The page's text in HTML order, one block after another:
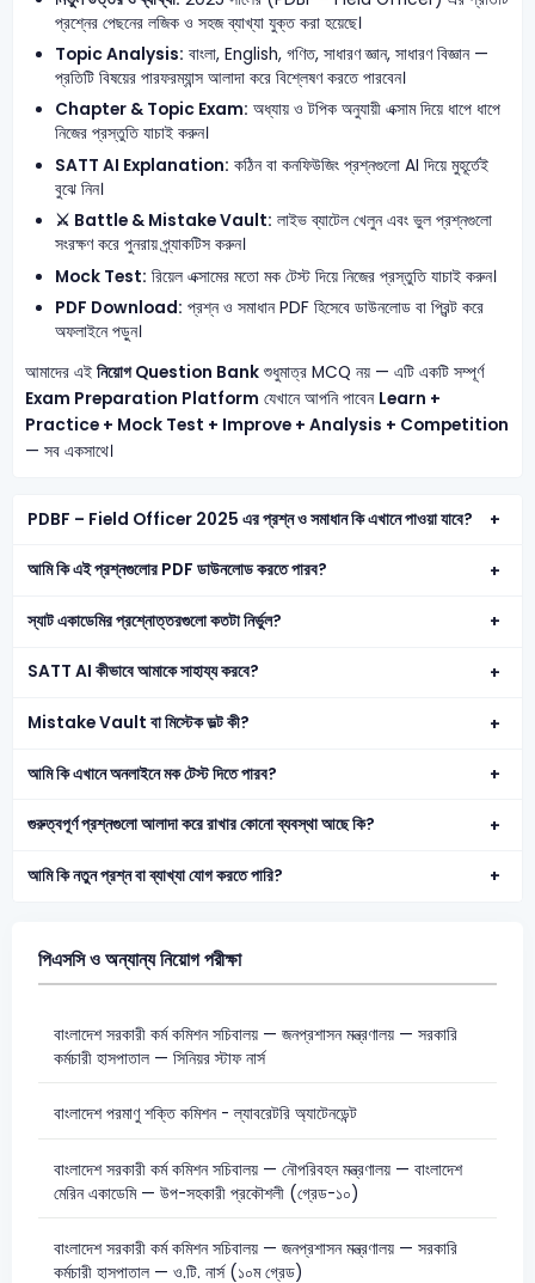
প্রশ্নের পেছনের লজিক ও সহজ ব্যাখ্যা যুক্ত করা হয়েছে।
Topic Analysis: বাংলা, English, গণিত, সাধারণ জ্ঞান, সাধারণ বিজ্ঞান —
প্রতিটি বিষয়ের পারফরম্যান্স আলাদা করে বিশ্লেষণ করতে পারবেন।
Chapter & Topic Exam: অধ্যায় ও টপিক অনুযায়ী এক্সাম দিয়ে ধাপে ধাপে
নিজের প্রস্তুতি যাচাই করুন।
SATT AI Explanation: কঠিন বা কনফিউজিং প্রশ্নগুলো AI দিয়ে মুহূর্তেই
বুঝে নিন।
⚔️ Battle & Mistake Vault: লাইভ ব্যাটেল খেলুন এবং ভুল প্রশ্নগুলো
সংরক্ষণ করে পুনরায় প্র্যাকটিস করুন।
Mock Test: রিয়েল এক্সামের মতো মক টেস্ট দিয়ে নিজের প্রস্তুতি যাচাই করুন।
PDF Download: প্রশ্ন ও সমাধান PDF হিসেবে ডাউনলোড বা প্রিন্ট করে
অফলাইনে পড়ুন।
আমাদের এই নিয়োগ Question Bankশুধুমাত্র MCQ নয় — এটি একটি সম্পূর্ণ
Exam Preparation Platform যেখানে আপনি পাবেন Learn +
Practice + Mock Test + Improve + Analysis + Competition
— সব একসাথে।
PDBF – Field Officer 2025 এর প্রশ্ন ও সমাধান কি এখানে পাওয়া যাবে?
আমি কি এই প্রশ্নগুলোর PDF ডাউনলোড করতে পারব?
স্যাট একাডেমির প্রশ্নোত্তরগুলো কতটা নির্ভুল?
SATT AI কীভাবে আমাকে সাহায্য করবে?
Mistake Vault বা মিস্টেক ভল্ট কী?
আমি কি এখানে অনলাইনে মক টেস্ট দিতে পারব?
গুরুত্বপূর্ণ প্রশ্নগুলো আলাদা করে রাখার কোনো ব্যবস্থা আছে কি?
আমি কি নতুন প্রশ্ন বা ব্যাখ্যা যোগ করতে পারি?
পিএসসি ও অন্যান্য নিয়োগ পরীক্ষা
বাংলাদেশ সরকারী কর্ম কমিশন সচিবালয় — জনপ্রশাসন মন্ত্রণালয় — সরকারি
কর্মচারী হাসপাতাল — সিনিয়র স্টাফ নার্স
বাংলাদেশ পরমাণু শক্তি কমিশন - ল্যাবরেটরি অ্যাটেনডেন্ট
বাংলাদেশ সরকারী কর্ম কমিশন সচিবালয় — নৌপরিবহন মন্ত্রণালয় — বাংলাদেশ
মেরিন একাডেমি — উপ-সহকারী প্রকৌশলী (গ্রেড-১০)
বাংলাদেশ সরকারী কর্ম কমিশন সচিবালয় — জনপ্রশাসন মন্ত্রণালয় — সরকারি
কর্মচারী হাসপাতাল — ও.টি. নার্স (১০ম গ্রেড)